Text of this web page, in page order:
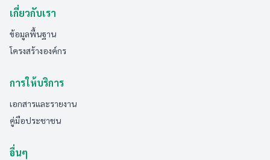
เกี่ยวกับเรา
ข้อมูลพื้นฐาน
โครงสร้างองค์กร
การให้บริการ
เอกสารและรายงาน
คู่มือประชาชน
อื่นๆ